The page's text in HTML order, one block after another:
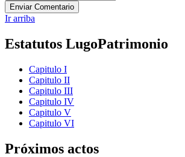
Ir arriba
Estatutos LugoPatrimonio
Capitulo I
Capitulo II
Capitulo III
Capitulo IV
Capitulo V
Capitulo VI
Próximos actos